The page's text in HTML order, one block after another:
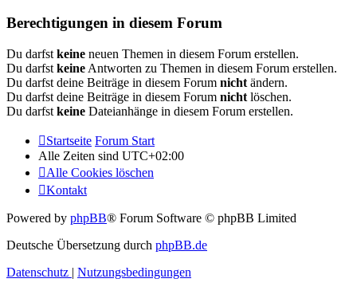
Berechtigungen in diesem Forum
Du darfst keine neuen Themen in diesem Forum erstellen.
Du darfst keine Antworten zu Themen in diesem Forum erstellen.
Du darfst deine Beiträge in diesem Forum nicht ändern.
Du darfst deine Beiträge in diesem Forum nicht löschen.
Du darfst keine Dateianhänge in diesem Forum erstellen.
Startseite Forum Start
Alle Zeiten sind UTC+02:00
Alle Cookies löschen
Kontakt
Powered by phpBB® Forum Software © phpBB Limited
Deutsche Übersetzung durch phpBB.de
Datenschutz | Nutzungsbedingungen